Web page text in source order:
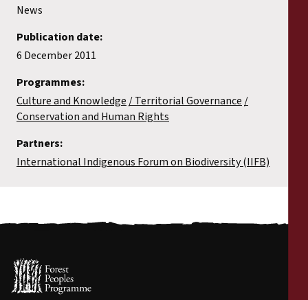
News
Publication date:
6 December 2011
Programmes:
Culture and Knowledge
Territorial Governance
Conservation and Human Rights
Partners:
International Indigenous Forum on Biodiversity (IIFB)